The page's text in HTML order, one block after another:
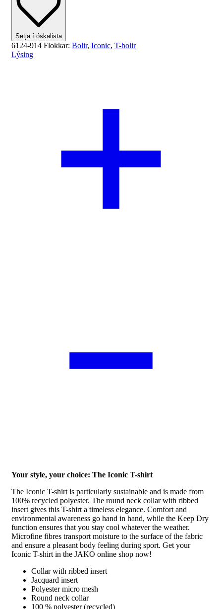
Setja í óskalista
6124-914 Flokkar: Bolir, Iconic, T-bolir
Lýsing
Your style, your choice: The Iconic T-shirt
The Iconic T-shirt is particularly sustainable and is made from
100% recycled polyester. The round neck collar with ribbed
insert gives this T-shirt a timeless elegance. Comfort and
environmental awareness go hand in hand, while the Keep Dry
function ensures that you stay cool whatever the weather.
Microfine fibres transport moisture to the surface of the fabric
and ensure a pleasant body feeling during sport. Get your
Iconic T-shirt in the JAKO online shop now!
Collar with ribbed insert
Jacquard insert
Polyester micro mesh
Round neck collar
100 % polyester (recycled)